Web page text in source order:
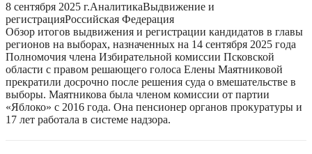
8 сентября 2025 г.АналитикаВыдвижение и
регистрацияРоссийская Федерация
Обзор итогов выдвижения и регистрации кандидатов в главы
регионов на выборах, назначенных на 14 сентября 2025 года
Полномочия члена Избирательной комиссии Псковской
области с правом решающего голоса Елены Маятниковой
прекратили досрочно после решения суда о вмешательстве в
выборы. Маятникова была членом комиссии от партии
«Яблоко» с 2016 года. Она пенсионер органов прокуратуры и
17 лет работала в системе надзора.